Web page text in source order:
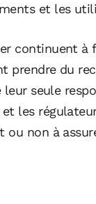
et les
continuent à
prendre du
seule
les
ou non à